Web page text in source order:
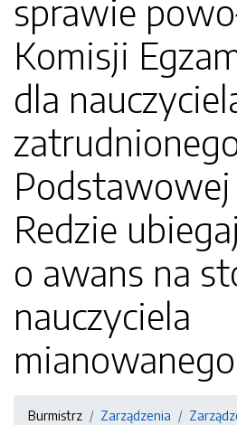
sprawie
Komisji
dla
Redzie
o awans na
nauczyciela
Burmistrz Zarządzenia